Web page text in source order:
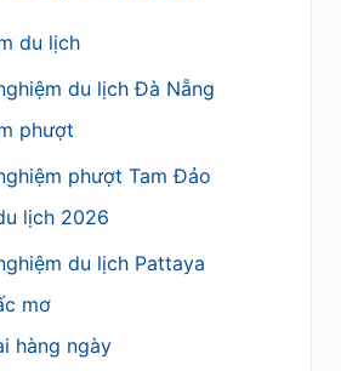
du lịch
du lịch Đà Nẵng
phượt
phượt Tam Đảo
lịch 2026
du lịch Pattaya
mơ
hàng ngày